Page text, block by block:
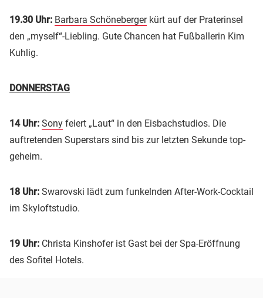
19.30 Uhr: Barbara Schönebergerkürt auf der Praterinsel
den „myself“-Liebling. Gute Chancen hat Fußballerin Kim
Kuhlig.
DONNERSTAG
14 Uhr: Sony feiert „Laut“ in den Eisbachstudios. Die
auftretenden Superstars sind bis zur letzten Sekunde top-
geheim.
18 Uhr: Swarovski lädt zum funkelnden After-Work-Cocktail
im Skyloftstudio.
19 Uhr: Christa Kinshofer ist Gast bei der Spa-Eröffnung
des Sofitel Hotels.